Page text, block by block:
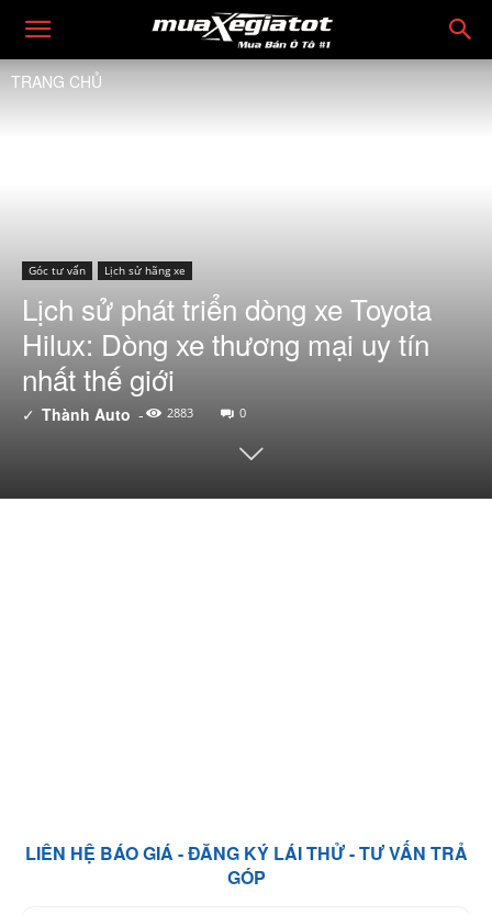
TRANG CHỦ
Góc tư vấn Lịch sử hãng xe
Lịch sử phát triển dòng xe Toyota
Hilux: Dòng xe thương mại uy tín
nhất thế giới
✓ Thành Auto - 2883 0
LIÊN HỆ BÁO GIÁ - ĐĂNG KÝ LÁI THỬ - TƯ VẤN TRẢ
GÓP